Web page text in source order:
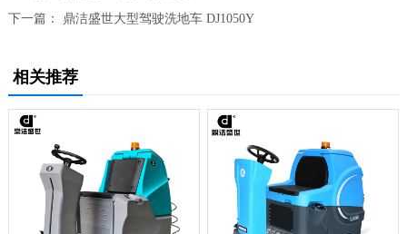
下一篇： 鼎洁盛世大型驾驶洗地车 DJ1050Y
相关推荐